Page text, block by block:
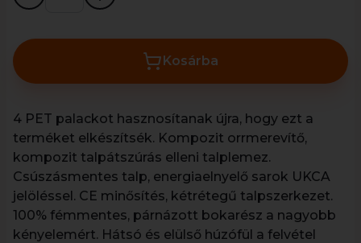
Kosárba
4 PET palackot hasznosítanak újra, hogy ezt a
terméket elkészítsék. Kompozit orrmerevítő,
kompozit talpátszúrás elleni talplemez.
Csúszásmentes talp, energiaelnyelő sarok UKCA
jelöléssel. CE minősítés, kétrétegű talpszerkezet.
100% fémmentes, párnázott bokarész a nagyobb
kényelemért. Hátsó és elülső húzófül a felvétel